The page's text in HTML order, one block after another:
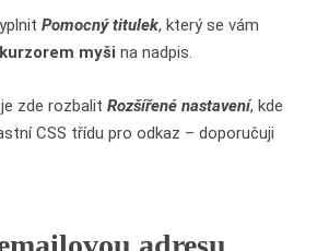
Pomocný titulek, který se vám
myši na nadpis.
zde rozbalit Rozšířené nastavení, kde
CSS třídu pro odkaz – doporučuji